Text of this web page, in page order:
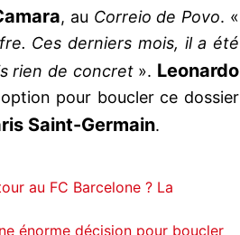
, au Correio de Povo. «
Ces derniers mois, il a été
rien de concret». Leonardo
pour boucler ce dossier
Saint-Germain.
au FC Barcelone ? La
énorme décision pour boucler